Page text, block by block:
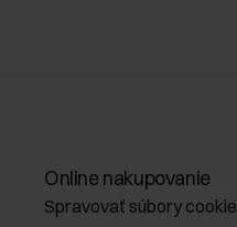
Online nakupovanie
Spravovať súbory cookie